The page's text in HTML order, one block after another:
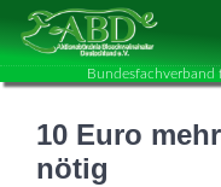
Bundesfachverband
10 Euro
nötig